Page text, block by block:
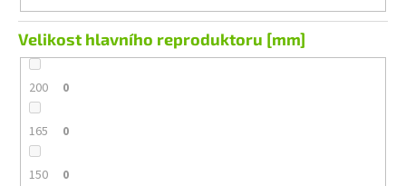
Velikost hlavního reproduktoru [mm]
200 0
165 0
150 0